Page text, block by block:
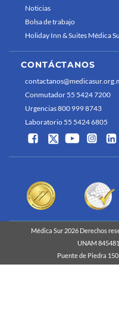
Noticias
Bolsa de trabajo
Holiday Inn & Suites Médica
CONTÁCTANOS
Conmutador 55 5424 7200
Urgencias 800 999 8743
Laboratorio 55 5424 6805
Médica Sur 2026 Derechos
UNAM 845481
Puente de Piedra